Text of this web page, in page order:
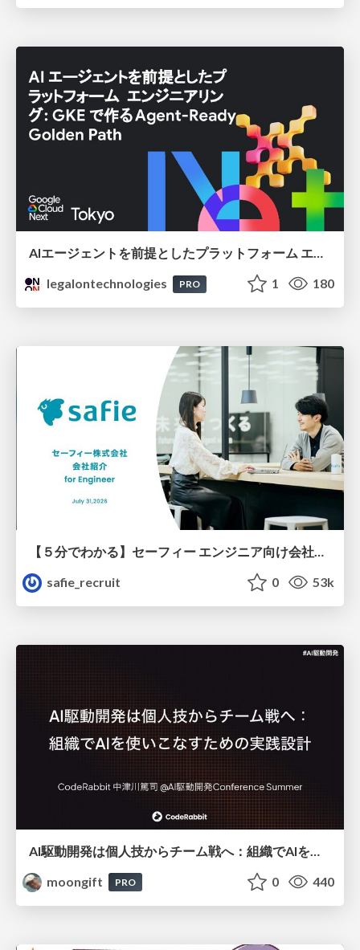
AIエージェントを前提としたプラットフォーム エンジニアリング：GKEで作るAgent-Ready Golden Path
legalontechnologies
PRO 1 180
【５分でわかる】セーフィー エンジニア向け会社紹介
safie_recruit
0 53k
moongift
PRO 0 440